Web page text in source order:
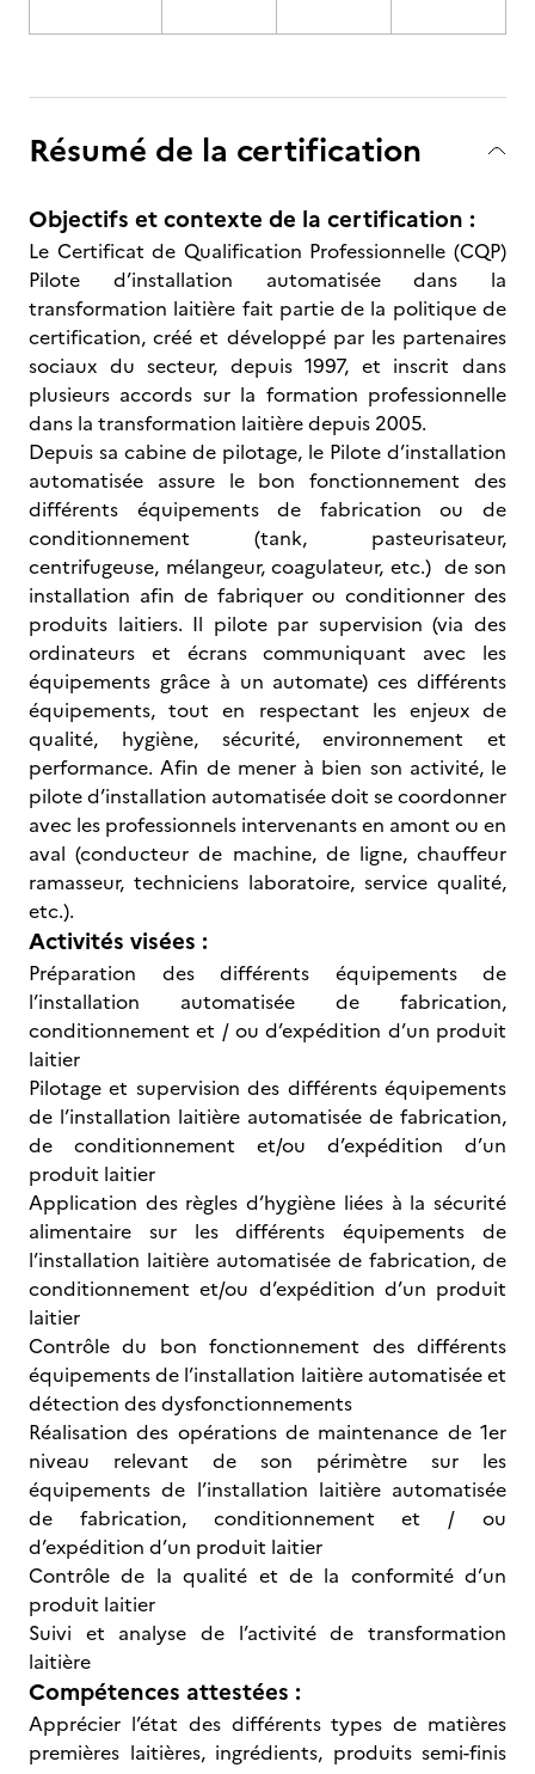
Résumé de la certification
Objectifs et contexte de la certification :
Le Certificat de Qualification Professionnelle (CQP)
Pilote d’installation automatisée dans la
transformation laitière fait partie de la politique de
certification, créé et développé par les partenaires
sociaux du secteur, depuis 1997, et inscrit dans
plusieurs accords sur la formation professionnelle
dans la transformation laitière depuis 2005.
Depuis sa cabine de pilotage, le Pilote d’installation
automatisée assure le bon fonctionnement des
différents équipements de fabrication ou de
conditionnement (tank, pasteurisateur,
centrifugeuse, mélangeur, coagulateur, etc.) de son
installation afin de fabriquer ou conditionner des
produits laitiers. Il pilote par supervision (via des
ordinateurs et écrans communiquant avec les
équipements grâce à un automate) ces différents
équipements, tout en respectant les enjeux de
qualité, hygiène, sécurité, environnement et
performance. Afin de mener à bien son activité, le
pilote d’installation automatisée doit se coordonner
avec les professionnels intervenants en amont ou en
aval (conducteur de machine, de ligne, chauffeur
ramasseur, techniciens laboratoire, service qualité,
etc.).
Activités visées :
Préparation des différents équipements de
l’installation automatisée de fabrication,
conditionnement et / ou d’expédition d’un produit
laitier
Pilotage et supervision des différents équipements
de l’installation laitière automatisée de fabrication,
de conditionnement et/ou d’expédition d’un
produit laitier
Application des règles d’hygiène liées à la sécurité
alimentaire sur les différents équipements de
l’installation laitière automatisée de fabrication, de
conditionnement et/ou d’expédition d’un produit
laitier
Contrôle du bon fonctionnement des différents
équipements de l’installation laitière automatisée et
détection des dysfonctionnements
Réalisation des opérations de maintenance de 1er
niveau relevant de son périmètre sur les
équipements de l’installation laitière automatisée
de fabrication, conditionnement et / ou
d’expédition d’un produit laitier
Contrôle de la qualité et de la conformité d’un
produit laitier
Suivi et analyse de l’activité de transformation
laitière
Compétences attestées :
Apprécier l’état des différents types de matières
premières laitières, ingrédients, produits semi-finis